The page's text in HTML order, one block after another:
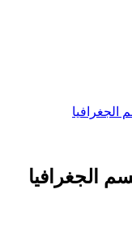
الجغرافیا
الجغرافيا